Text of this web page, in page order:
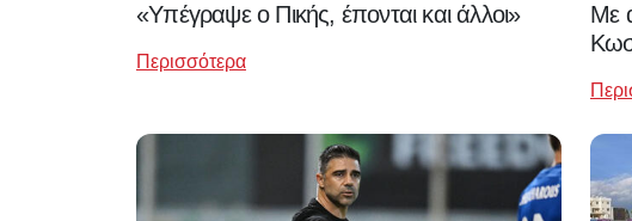
«Υπέγραψε ο Πικής, έπονται και άλλοι»
Περισσότερα
Με